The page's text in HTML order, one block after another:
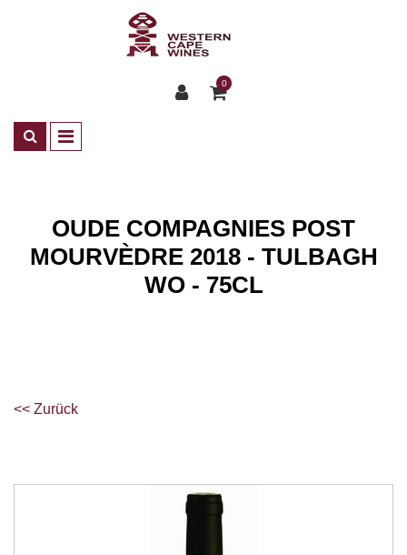
0
OUDE COMPAGNIES POST
MOURVÈDRE 2018 - TULBAGH
WO - 75CL
<< Zurück